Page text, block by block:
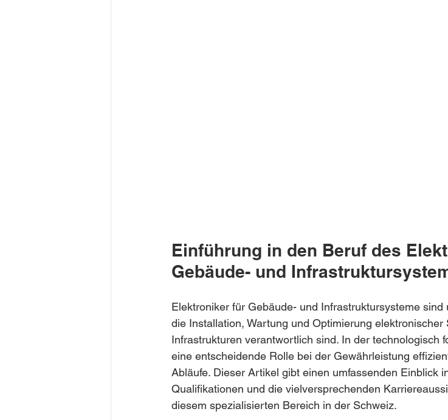
Einführung in den Beruf des
Gebäude- und
Elektroniker für Gebäude- und Infrastruktursysteme
die Installation, Wartung und Optimierung
Infrastrukturen verantwortlich sind. In der technologisch
eine entscheidende Rolle bei der Gewährleistung
Abläufe. Dieser Artikel gibt einen umfassenden Einblick
Qualifikationen und die vielversprechenden
diesem spezialisierten Bereich in der Schweiz.